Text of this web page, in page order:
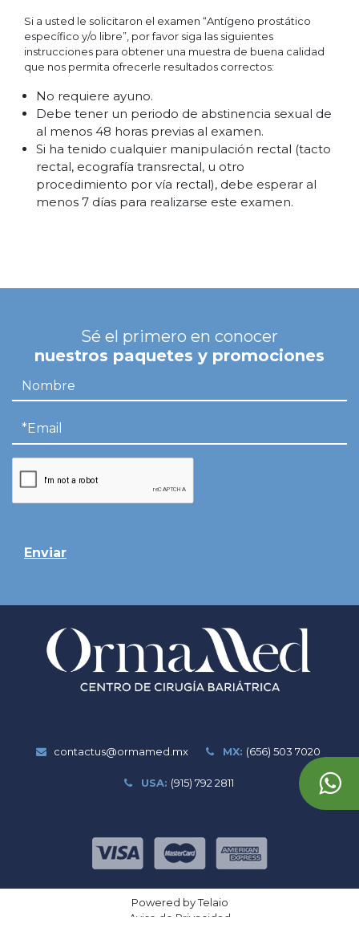
Si a usted le solicitaron el examen “Antígeno prostático
específico y/o libre”, por favor siga las siguientes
instrucciones para obtener una muestra de buena calidad
que nos permita ofrecerle resultados correctos:
No requiere ayuno.
Debe tener un periodo de abstinencia sexual de
al menos 48 horas previas al examen.
Si ha tenido cualquier manipulación rectal (tacto
rectal, ecografía transrectal, u otro
procedimiento por vía rectal), debe esperar al
menos 7 días para realizarse este examen.
Sé el primero en conocer
nuestros paquetes y promociones
Enviar
contactus@ormamed.mx MX: (656) 503 7020
USA: (915) 792 2811
Powered by Telaio
Aviso de Privacidad